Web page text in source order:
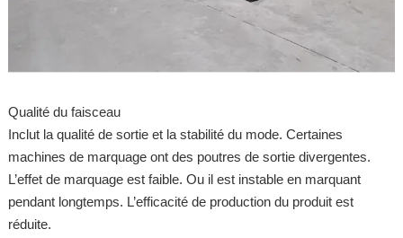
Qualité du faisceau
Inclut la qualité de sortie et la stabilité du mode. Certaines
machines de marquage ont des poutres de sortie divergentes.
L’effet de marquage est faible. Ou il est instable en marquant
pendant longtemps. L’efficacité de production du produit est
réduite.